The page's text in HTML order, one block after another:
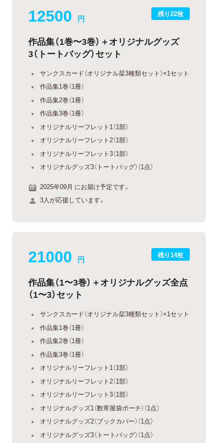
残り22枚
12500 円
作品集（1巻〜3巻）＋オリジナルグッズ
3（トートバッグ）セット
サンクスカード（オリジナル栞3種類セット）×1セット
作品集1巻（1冊）
作品集2巻（1冊）
作品集3巻（1冊）
オリジナルリーフレット1（1部）
オリジナルリーフレット2（1部）
オリジナルリーフレット3（1部）
オリジナルグッズ3（トートバッグ）（1点）
2025年09月 にお届け予定です。
3人が応援しています。
残り14枚
21000 円
作品集（1〜3巻）＋オリジナルグッズ全点
（1〜3）セット
サンクスカード（オリジナル栞3種類セット）×1セット
作品集1巻（1冊）
作品集2巻（1冊）
作品集3巻（1冊）
オリジナルリーフレット1（1部）
オリジナルリーフレット2（1部）
オリジナルリーフレット3（1部）
オリジナルグッズ1（数寄屋袋ポーチ）（1点）
オリジナルグッズ2（ブックカバー）（1点）
オリジナルグッズ3（トートバッグ）（1点）